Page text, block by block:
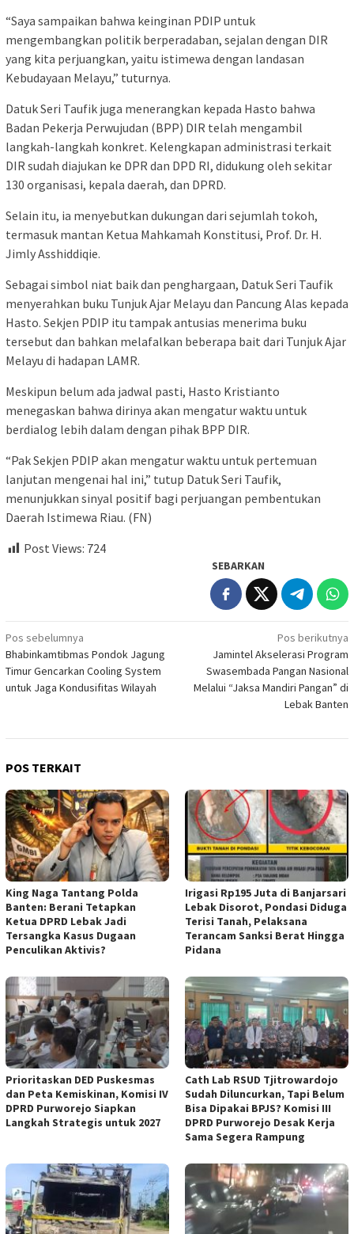
“Saya sampaikan bahwa keinginan PDIP untuk
mengembangkan politik berperadaban, sejalan dengan DIR
yang kita perjuangkan, yaitu istimewa dengan landasan
Kebudayaan Melayu,” tuturnya.
Datuk Seri Taufik juga menerangkan kepada Hasto bahwa
Badan Pekerja Perwujudan (BPP) DIR telah mengambil
langkah-langkah konkret. Kelengkapan administrasi terkait
DIR sudah diajukan ke DPR dan DPD RI, didukung oleh sekitar
130 organisasi, kepala daerah, dan DPRD.
Selain itu, ia menyebutkan dukungan dari sejumlah tokoh,
termasuk mantan Ketua Mahkamah Konstitusi, Prof. Dr. H.
Jimly Asshiddiqie.
Sebagai simbol niat baik dan penghargaan, Datuk Seri Taufik
menyerahkan buku Tunjuk Ajar Melayu dan Pancung Alas kepada
Hasto. Sekjen PDIP itu tampak antusias menerima buku
tersebut dan bahkan melafalkan beberapa bait dari Tunjuk Ajar
Melayu di hadapan LAMR.
Meskipun belum ada jadwal pasti, Hasto Kristianto
menegaskan bahwa dirinya akan mengatur waktu untuk
berdialog lebih dalam dengan pihak BPP DIR.
“Pak Sekjen PDIP akan mengatur waktu untuk pertemuan
lanjutan mengenai hal ini,” tutup Datuk Seri Taufik,
menunjukkan sinyal positif bagi perjuangan pembentukan
Daerah Istimewa Riau. (FN)
Post Views: 724
SEBARKAN
Navigasi
pos
Pos sebelumnya
Bhabinkamtibmas Pondok Jagung
Timur Gencarkan Cooling System
untuk Jaga Kondusifitas Wilayah
Pos berikutnya
Jamintel Akselerasi Program
Swasembada Pangan Nasional
Melalui “Jaksa Mandiri Pangan” di
Lebak Banten
POS TERKAIT
‎King Naga Tantang Polda
Banten: Berani Tetapkan
Ketua DPRD Lebak Jadi
Tersangka Kasus Dugaan
Penculikan Aktivis? ‎
Irigasi Rp195 Juta di Banjarsari
Lebak Disorot, Pondasi Diduga
Terisi Tanah, Pelaksana
Terancam Sanksi Berat Hingga
Pidana
‎Prioritaskan DED Puskesmas
dan Peta Kemiskinan, Komisi IV
DPRD Purworejo Siapkan
Langkah Strategis untuk 2027 ‎
‎Cath Lab RSUD Tjitrowardojo
Sudah Diluncurkan, Tapi Belum
Bisa Dipakai BPJS? Komisi III
DPRD Purworejo Desak Kerja
Sama Segera Rampung